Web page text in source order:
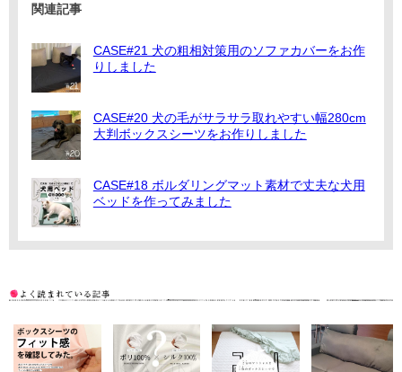
関連記事
CASE#21 犬の粗相対策用のソファカバーをお作
りしました
CASE#20 犬の毛がサラサラ取れやすい幅280cm
大判ボックスシーツをお作りしました
CASE#18 ボルダリングマット素材で丈夫な犬用
ベッドを作ってみました